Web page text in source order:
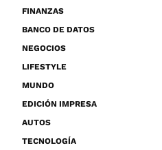
FINANZAS
BANCO DE DATOS
NEGOCIOS
LIFESTYLE
MUNDO
EDICIÓN IMPRESA
AUTOS
TECNOLOGÍA